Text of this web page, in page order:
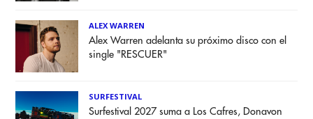
ALEX WARREN
Alex Warren adelanta su próximo disco con el
single "RESCUER"
SURFESTIVAL
Surfestival 2027 suma a Los Cafres, Donavon